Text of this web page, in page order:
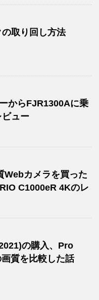
取り回し方法
からFJR1300Aに乗
ビュー
Webカメラを買った
C1000eR 4Kのレ
の購入、Pro
質を比較した話